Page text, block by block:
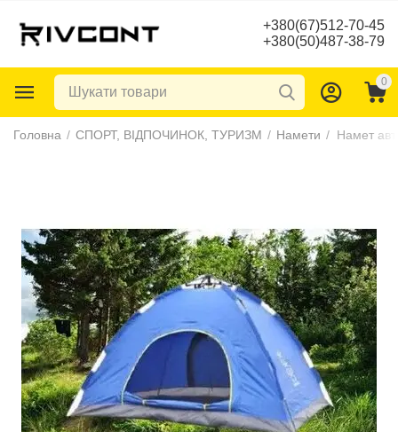
+380(67)512-70-45
+380(50)487-38-79
0
Головна / СПОРТ, ВІДПОЧИНОК, ТУРИЗМ / Намети / Намет